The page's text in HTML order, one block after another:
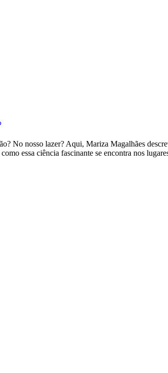
No nosso lazer? Aqui, Mariza Magalhães
essa ciência fascinante se encontra nos